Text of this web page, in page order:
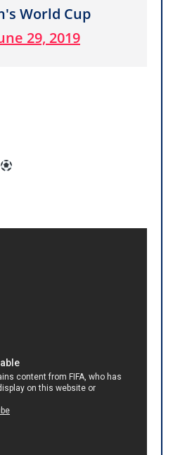
World Cup
29, 2019